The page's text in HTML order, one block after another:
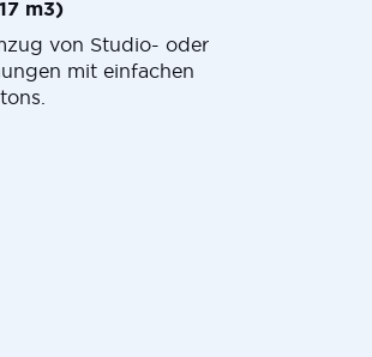
m3)
von Studio- oder
mit einfachen